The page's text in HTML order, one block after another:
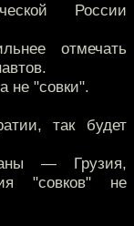
России
отмечать
не "совки".
так будет
— Грузия,
"совков" не